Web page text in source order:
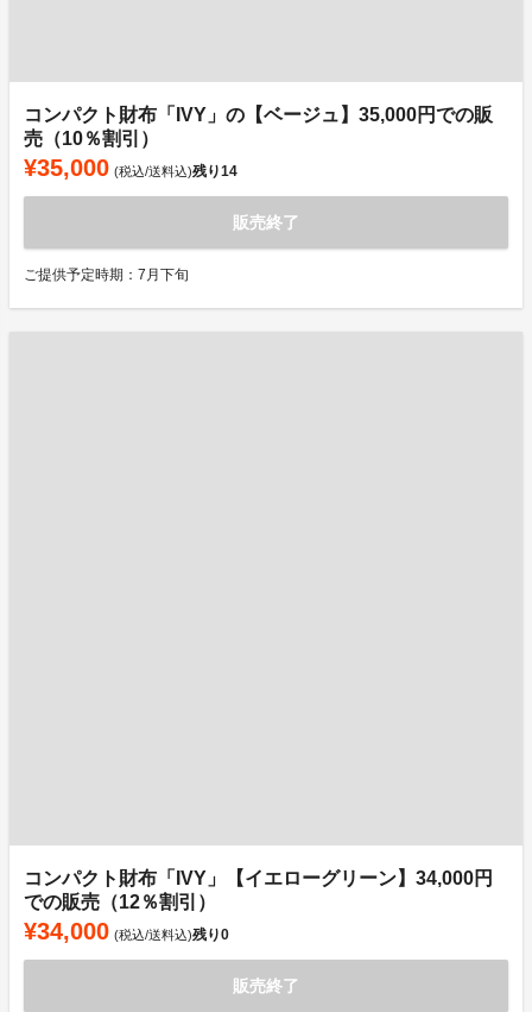
コンパクト財布「IVY」の【ベージュ】35,000円での販
売（10％割引）
¥35,000 (税込/送料込)残り14
販売終了
ご提供予定時期：7月下旬
コンパクト財布「IVY」【イエローグリーン】34,000円
での販売（12％割引）
¥34,000 (税込/送料込)残り0
販売終了